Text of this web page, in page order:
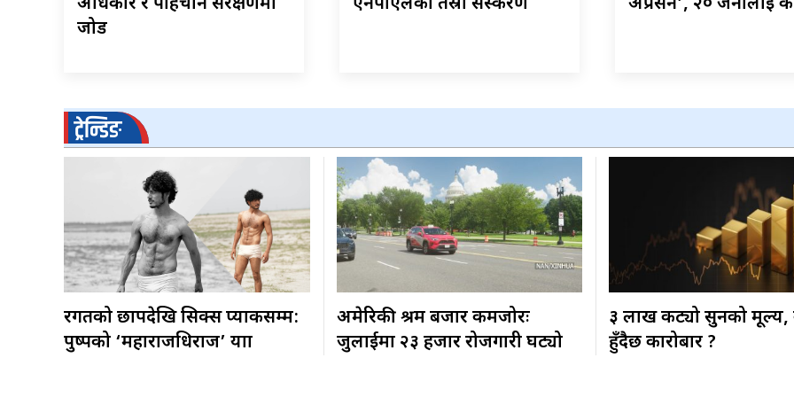
जोड
ट्रेन्डिङ
रगतको छापदेखि सिक्स प्याकसम्म:
पुष्पको ‘महाराजधिराज’ यात्रा
अमेरिकी श्रम बजार कमजोरः
जुलाईमा २३ हजार रोजगारी घट्यो
३ लाख कट्यो सुनको मूल्य,
हुँदैछ कारोबार ?